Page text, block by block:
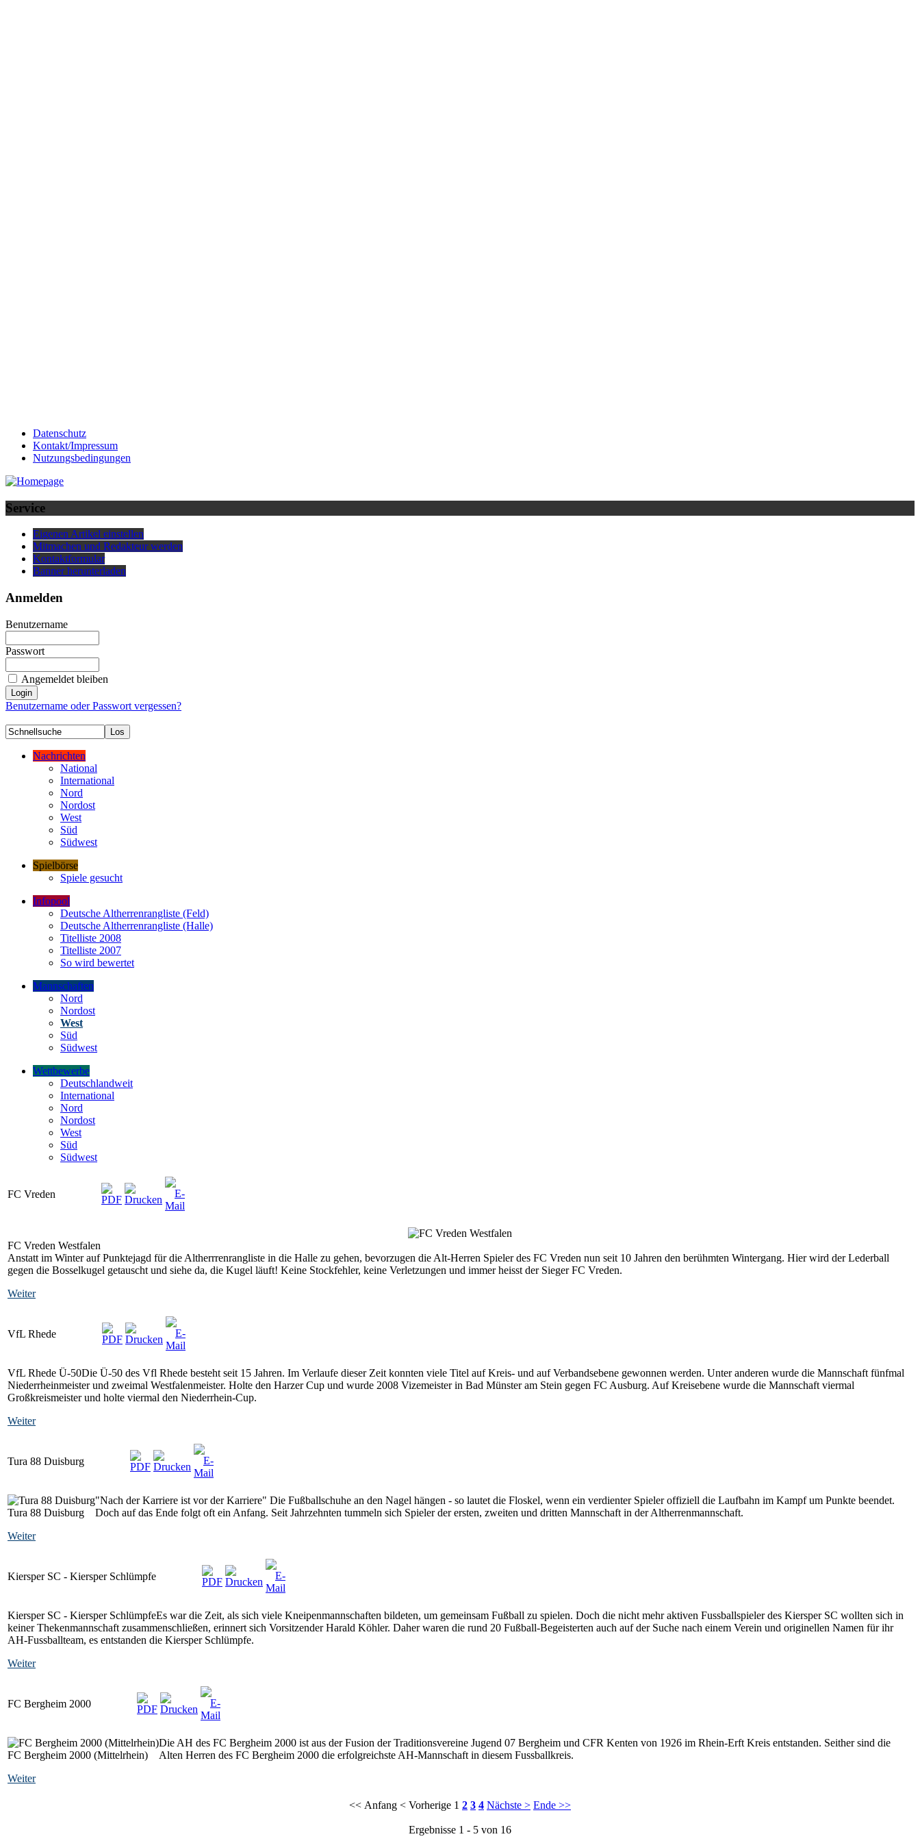
Datenschutz
Kontakt/Impressum
Nutzungsbedingungen
Service
Eigenen Artikel einstellen
Mitmachen und Redakteur werden
Kontaktformular
Banner herunterladen
Anmelden
Benutzername
Passwort
Angemeldet bleiben
Benutzername oder Passwort vergessen?
Nachrichten
National
International
Nord
Nordost
West
Süd
Südwest
Spielbörse
Spiele gesucht
Infopool
Deutsche Altherrenrangliste (Feld)
Deutsche Altherrenrangliste (Halle)
Titelliste 2008
Titelliste 2007
So wird bewertet
Mannschaften
Nord
Nordost
West
Süd
Südwest
Wettbewerbe
Deutschlandweit
International
Nord
Nordost
West
Süd
Südwest
FC Vreden
FC Vreden Westfalen
Anstatt im Winter auf Punktejagd für die Altherrrenrangliste in die Halle zu gehen, bevorzugen die Alt-Herren Spieler des FC Vreden nun seit 10 Jahren den berühmten Wintergang. Hier wird der Lederball
gegen die Bosselkugel getauscht und siehe da, die Kugel läuft! Keine Stockfehler, keine Verletzungen und immer heisst der Sieger FC Vreden.
Weiter
VfL Rhede
VfL Rhede Ü-50Die Ü-50 des Vfl Rhede besteht seit 15 Jahren. Im Verlaufe dieser Zeit konnten viele Titel auf Kreis- und auf Verbandsebene gewonnen werden. Unter anderen wurde die Mannschaft fünfmal
Niederrheinmeister und zweimal Westfalenmeister. Holte den Harzer Cup und wurde 2008 Vizemeister in Bad Münster am Stein gegen FC Ausburg. Auf Kreisebene wurde die Mannschaft viermal
Großkreismeister und holte viermal den Niederrhein-Cup.
Weiter
Tura 88 Duisburg
Tura 88 Duisburg
"Nach der Karriere ist vor der Karriere" Die Fußballschuhe an den Nagel hängen - so lautet die Floskel, wenn ein verdienter Spieler offiziell die Laufbahn im Kampf um Punkte beendet.
Doch auf das Ende folgt oft ein Anfang. Seit Jahrzehnten tummeln sich Spieler der ersten, zweiten und dritten Mannschaft in der Altherrenmannschaft.
Weiter
Kiersper SC - Kiersper Schlümpfe
Kiersper SC - Kiersper SchlümpfeEs war die Zeit, als sich viele Kneipenmannschaften bildeten, um gemeinsam Fußball zu spielen. Doch die nicht mehr aktiven Fussballspieler des Kiersper SC wollten sich in
keiner Thekenmannschaft zusammenschließen, erinnert sich Vorsitzender Harald Köhler. Daher waren die rund 20 Fußball-Begeisterten auch auf der Suche nach einem Verein und originellen Namen für ihr
AH-Fussballteam, es entstanden die Kiersper Schlümpfe.
Weiter
FC Bergheim 2000
FC Bergheim 2000 (Mittelrhein)
Die AH des FC Bergheim 2000 ist aus der Fusion der Traditionsvereine Jugend 07 Bergheim und CFR Kenten von 1926 im Rhein-Erft Kreis entstanden. Seither sind die
Alten Herren des FC Bergheim 2000 die erfolgreichste AH-Mannschaft in diesem Fussballkreis.
Weiter
<< Anfang < Vorherige 1 2 3 4 Nächste > Ende >>
Ergebnisse 1 - 5 von 16